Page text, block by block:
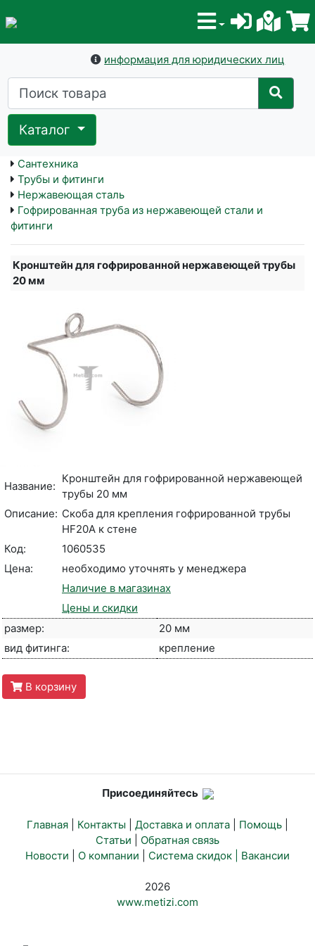
информация для юридических лиц
Каталог
Сантехника
Трубы и фитинги
Нержавеющая сталь
Гофрированная труба из нержавеющей стали и
фитинги
Кронштейн для гофрированной нержавеющей трубы
20 мм
Название:
Кронштейн для гофрированной нержавеющей
трубы 20 мм
Описание: Скоба для крепления гофрированной трубы
HF20A к стене
Код:
1060535
Цена:
необходимо уточнять у менеджера
Наличие в магазинах
Цены и скидки
размер:
20 мм
вид фитинга:
крепление
В корзину
Присоединяйтесь
Главная Контакты Доставка и оплата Помощь
Статьи
Обратная связь
Новости
О компании Система скидок | Вакансии
2026
www.metizi.com